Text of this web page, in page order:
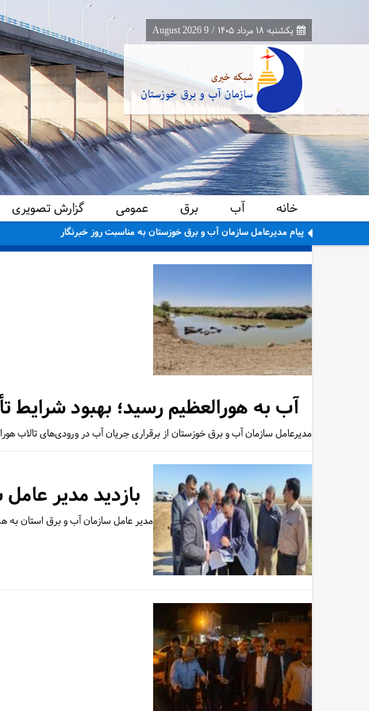
یکشنبه ۱۸ مرداد ۱۴۰۵ /
9 August 2026
خانه آب برق عمومی گزارش تصویری
پیام مدیرعامل سازمان آب و برق خوزستان به مناسبت روز خبرنگار
آب به هورالعظیم رسید؛ بهبود
مدیرعامل سازمان آب و برق خوزستان از برقراری جریان آب در ورودی‌های تالاب
بازدید مدیر
مدیر عامل سازمان آب و برق استان به